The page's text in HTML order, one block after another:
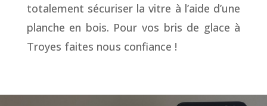
totalement sécuriser la vitre à l’aide d’une
planche en bois. Pour vos bris de glace à
Troyes faites nous confiance !